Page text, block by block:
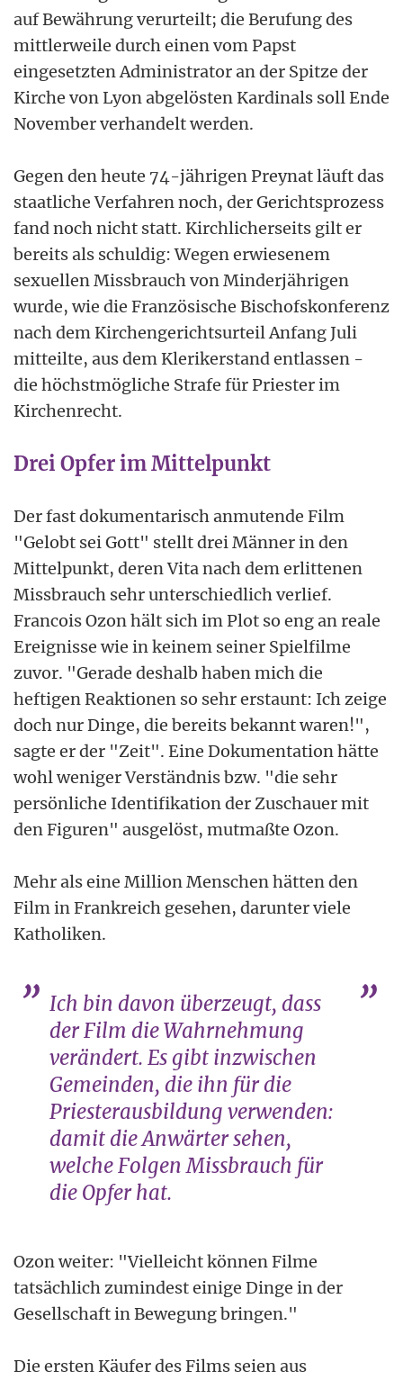
auf Bewährung verurteilt; die Berufung des
mittlerweile durch einen vom Papst
eingesetzten Administrator an der Spitze der
Kirche von Lyon abgelösten Kardinals soll Ende
November verhandelt werden.
Gegen den heute 74-jährigen Preynat läuft das
staatliche Verfahren noch, der Gerichtsprozess
fand noch nicht statt. Kirchlicherseits gilt er
bereits als schuldig: Wegen erwiesenem
sexuellen Missbrauch von Minderjährigen
wurde, wie die Französische Bischofskonferenz
nach dem Kirchengerichtsurteil Anfang Juli
mitteilte, aus dem Klerikerstand entlassen -
die höchstmögliche Strafe für Priester im
Kirchenrecht.
Drei Opfer im Mittelpunkt
Der fast dokumentarisch anmutende Film
"Gelobt sei Gott" stellt drei Männer in den
Mittelpunkt, deren Vita nach dem erlittenen
Missbrauch sehr unterschiedlich verlief.
Francois Ozon hält sich im Plot so eng an reale
Ereignisse wie in keinem seiner Spielfilme
zuvor. "Gerade deshalb haben mich die
heftigen Reaktionen so sehr erstaunt: Ich zeige
doch nur Dinge, die bereits bekannt waren!",
sagte er der "Zeit". Eine Dokumentation hätte
wohl weniger Verständnis bzw. "die sehr
persönliche Identifikation der Zuschauer mit
den Figuren" ausgelöst, mutmaßte Ozon.
Mehr als eine Million Menschen hätten den
Film in Frankreich gesehen, darunter viele
Katholiken.
Ich bin davon überzeugt, dass
der Film die Wahrnehmung
verändert. Es gibt inzwischen
Gemeinden, die ihn für die
Priesterausbildung verwenden:
damit die Anwärter sehen,
welche Folgen Missbrauch für
die Opfer hat.
Ozon weiter: "Vielleicht können Filme
tatsächlich zumindest einige Dinge in der
Gesellschaft in Bewegung bringen."
Die ersten Käufer des Films seien aus